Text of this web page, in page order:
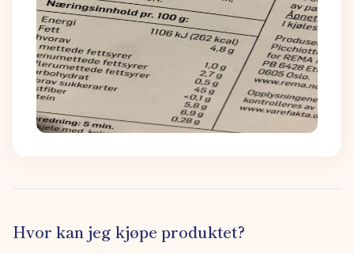
Hvor kan jeg kjøpe produktet?